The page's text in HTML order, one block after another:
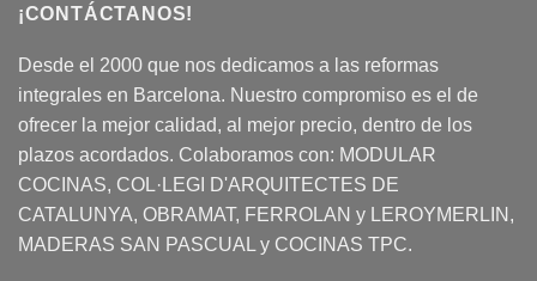
¡CONTÁCTANOS!
Desde el 2000 que nos dedicamos a las reformas
integrales en Barcelona. Nuestro compromiso es el de
ofrecer la mejor calidad, al mejor precio, dentro de los
plazos acordados. Colaboramos con: MODULAR
COCINAS, COL·LEGI D'ARQUITECTES DE
CATALUNYA, OBRAMAT, FERROLAN y LEROYMERLIN,
MADERAS SAN PASCUAL y COCINAS TPC.